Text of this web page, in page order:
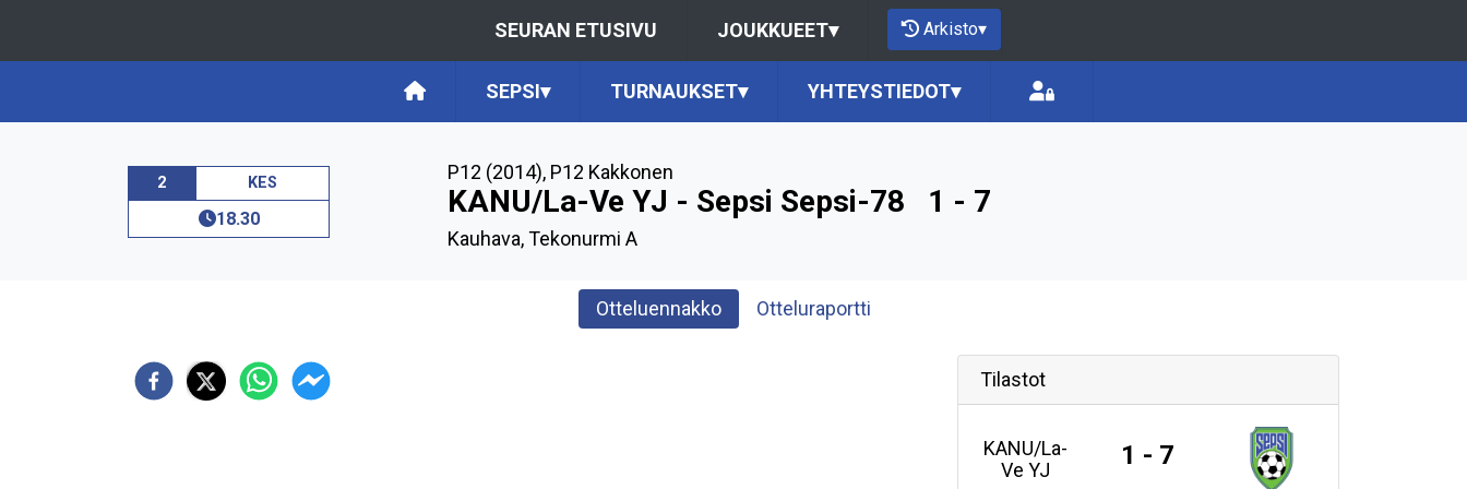
SEURAN ETUSIVU JOUKKUEET▾ Arkisto▾
SEPSI▾ TURNAUKSET▾ YHTEYSTIEDOT▾
2 KES
18.30
P12 (2014), P12 Kakkonen
KANU/La-Ve YJ - Sepsi Sepsi-78 1 - 7
Kauhava, Tekonurmi A
Otteluennakko Otteluraportti
Tilastot
KANU/La-
Ve YJ
1 - 7